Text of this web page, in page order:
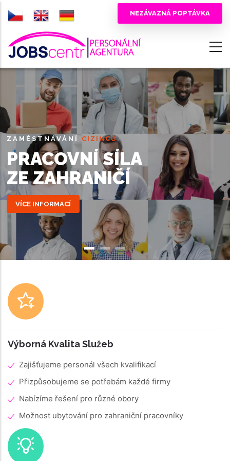
Přejít
hlavnímu
obsahu
NEZÁVAZNÁ POPTÁVKA
ZAMĚSTNÁVÁNÍ CIZINCŮ
PRACOVNÍ SÍLA
ZE ZAHRANIČÍ
VÍCE INFORMACÍ
Výborná Kvalita Služeb
Zajišťujeme personál všech kvalifikací
Přizpůsobujeme se potřebám každé firmy
Nabízíme řešení pro různé obory
Možnost ubytování pro zahraniční pracovníky